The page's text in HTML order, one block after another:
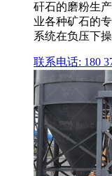
矸石的磨粉生
业各种矿石的
系统在负压下
联系电话: 180